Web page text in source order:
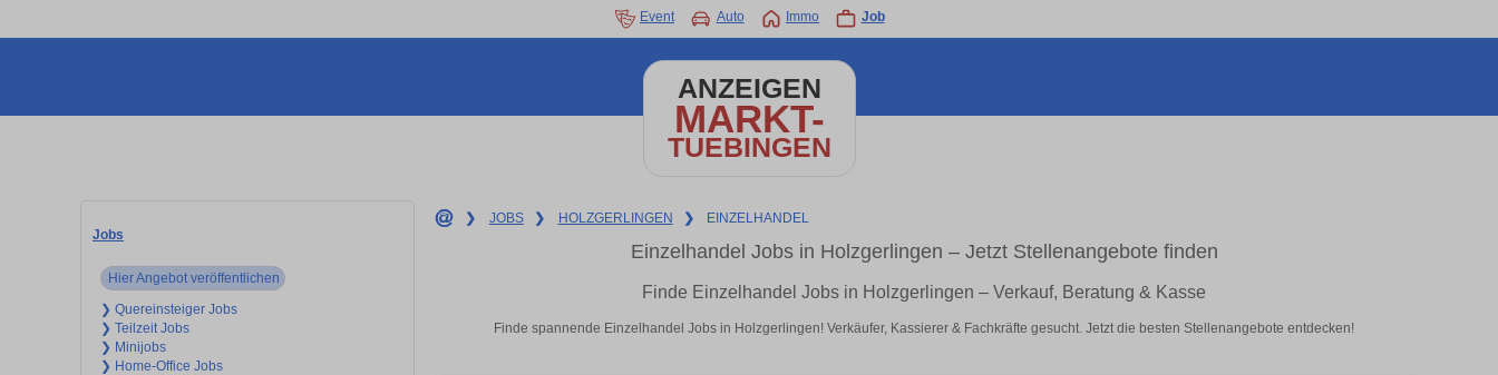
Event Auto Immo Job
ANZEIGEN
MARKT-
TUEBINGEN
Jobs
Hier Angebot veröffentlichen
❯ Quereinsteiger Jobs
❯ Teilzeit Jobs
❯ Minijobs
❯ Home-Office Jobs
❯ JOBS ❯ HOLZGERLINGEN ❯ EINZELHANDEL
Einzelhandel Jobs in Holzgerlingen – Jetzt Stellenangebote finden
Finde Einzelhandel Jobs in Holzgerlingen – Verkauf, Beratung & Kasse
Finde spannende Einzelhandel Jobs in Holzgerlingen! Verkäufer, Kassierer & Fachkräfte gesucht. Jetzt die besten Stellenangebote entdecken!